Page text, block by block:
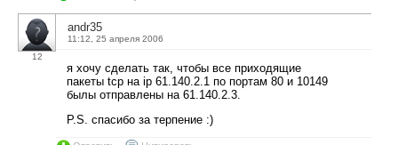
12
andr35
11:12, 25 апреля 2006
я хочу сделать так, чтобы все приходящие
пакеты tcp на ip 61.140.2.1 по портам 80 и 10149
былы отправлены на 61.140.2.3.
P.S. спасибо за терпение :)